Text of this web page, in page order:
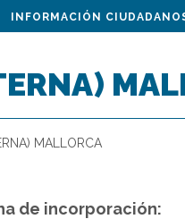
INFORMACIÓN
MALLORCA
de incorporación: